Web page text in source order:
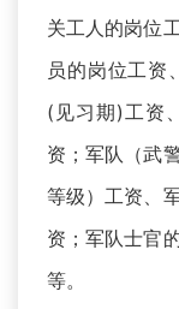
关工人的岗位
员的岗位工资
(见习期)工资
资；军队（武
等级）工资、
资；军队士官
等。